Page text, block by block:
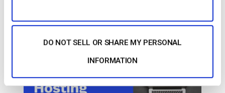
DO NOT SELL OR SHARE MY PERSONAL
INFORMATION